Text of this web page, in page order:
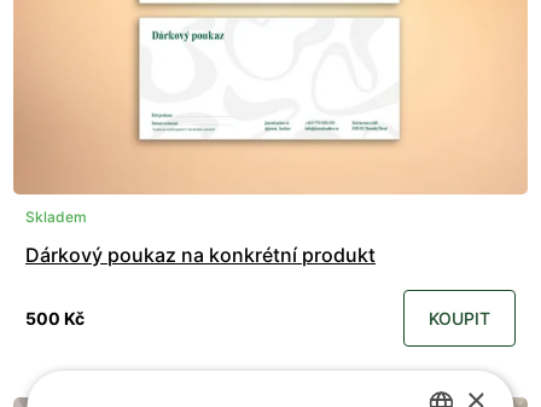
Skladem
Dárkový poukaz na konkrétní produkt
500 Kč KOUPIT